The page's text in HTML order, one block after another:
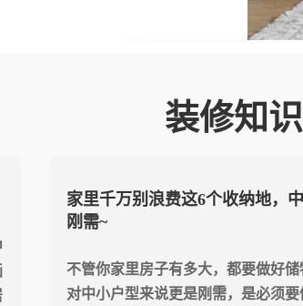
装修知识
什么是多层板
制而成的木板。